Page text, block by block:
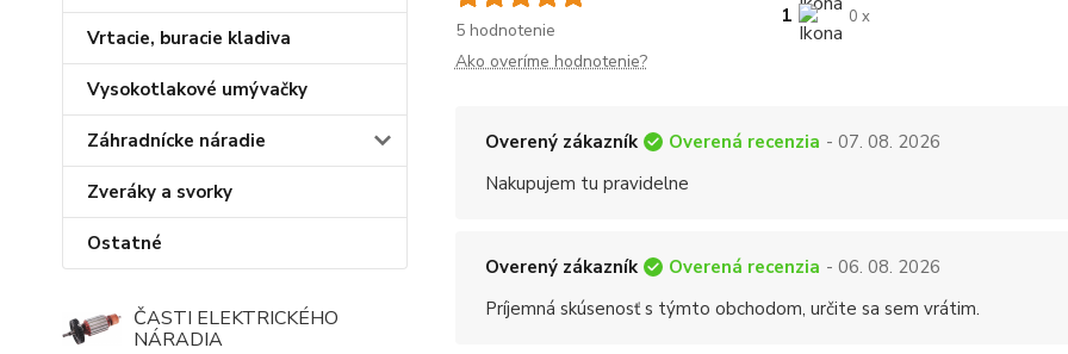
Vrtacie, buracie kladiva
Vysokotlakové umývačky
Záhradnícke náradie
Zveráky a svorky
Ostatné
ČASTI ELEKTRICKÉHO
NÁRADIA
5 hodnotenie
1 0 x
Ako overíme hodnotenie?
Overený zákazník Overená recenzia - 07. 08. 2026
Nakupujem tu pravidelne
Overený zákazník Overená recenzia - 06. 08. 2026
Príjemná skúsenosť s týmto obchodom, určite sa sem vrátim.